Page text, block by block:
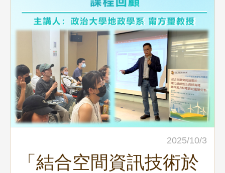
2025/10/3
「結合空間資訊技術於